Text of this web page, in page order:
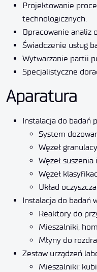
Projektowanie
technologicznych.
Opracowanie analiz
Świadczenie usług
Wytwarzanie partii
Specjalistyczne
Aparatura
Instalacja do badań
System
Węzeł
Węzeł
Węzeł
Układ
Instalacja do badań
Reaktory do
Mieszalniki,
Młyny do
Zestaw urządzeń
Mieszalniki: